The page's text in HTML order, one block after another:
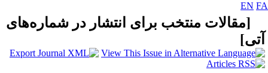
EN
مقالات منتخب برای انتشار در شماره‌های
]